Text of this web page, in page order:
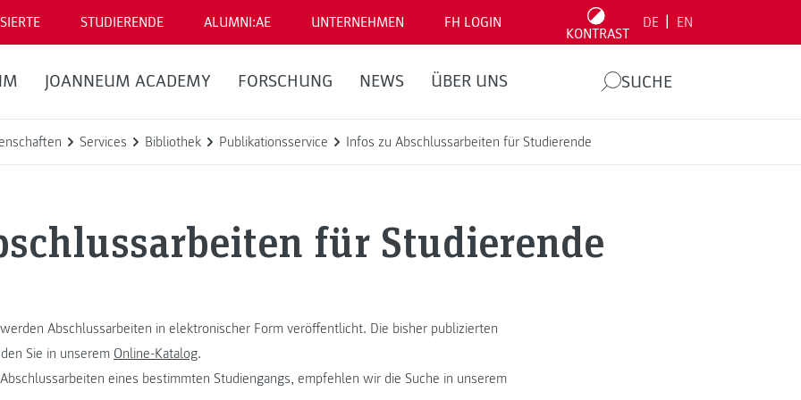
STUDIERENDE ALUMNI:AE UNTERNEHMEN FH LOGIN
KONTRAST
DE EN
JOANNEUM ACADEMY FORSCHUNG NEWS ÜBER UNS SUCHE
Services Bibliothek Publikationsservice Infos zu Abschlussarbeiten für Studierende
für Studierende
Abschlussarbeiten in elektronischer Form veröffentlicht. Die bisher publizierten
Sie in unserem Online-Katalog.
eines bestimmten Studiengangs, empfehlen wir die Suche in unserem